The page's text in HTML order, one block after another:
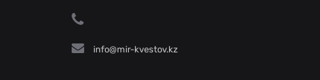
info@mir-kvestov.kz